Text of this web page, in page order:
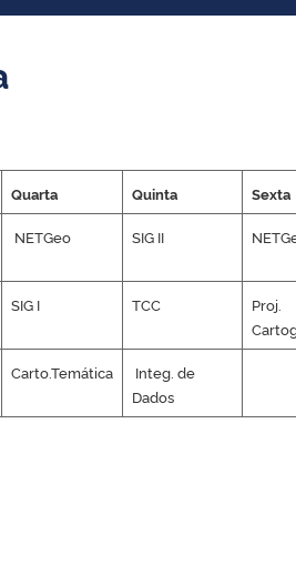
Quarta Quinta Sexta
NETGeo SIG II
SIG I TCC
Proj.
Carto.Temática
Integ. de
Dados